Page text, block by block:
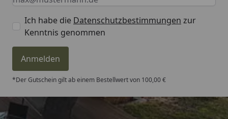
cm, Masivholz
(Anbauplattform)
Leiter (B x T)
129 × 54 cm
Anbauplatform (B x T x H)
107 x 107 x 186 cm
Ich habe die Datenschutzbestimmungen zur
Kenntnis genommen
Anmelden
*Der Gutschein gilt ab einem Bestellwert von 100,00 €